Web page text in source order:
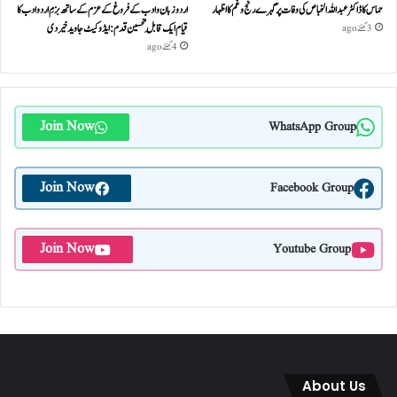
حماس کا ڈاکٹر عبداللہ الخباص کی وفات پر گہرے رنج وغم کااظہار
3 گھنٹے ago
اردو زبان و ادب کے فروغ کے عزم کے ساتھ بزمِ اردو ادب کا
قیام ایک قابلِ تحسین قدم : ایڈوکیٹ جاوید خیردی
4 گھنٹے ago
WhatsApp Group
Join Now
Facebook Group
Join Now
Youtube Group
Join Now
About Us